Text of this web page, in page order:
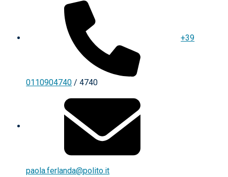
+39
0110904740 / 4740
paola.ferlanda@polito.it